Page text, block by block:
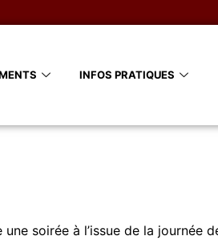
INFOS PRATIQUES
soirée à l’issue de la journée